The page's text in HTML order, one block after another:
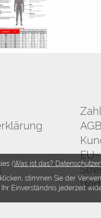
EU-
(Was ist das?
stimmen Sie der
Einverständnis jederzeit